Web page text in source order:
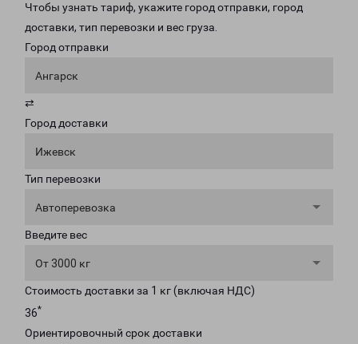
Чтобы узнать тариф, укажите город отправки, город
доставки, тип перевозки и вес груза.
Город отправки
Ангарск
⇄
Город доставки
Ижевск
Тип перевозки
Автоперевозка
Введите вес
От 3000 кг
Стоимость доставки за 1 кг (включая НДС)
36*
Ориентировочный срок доставки